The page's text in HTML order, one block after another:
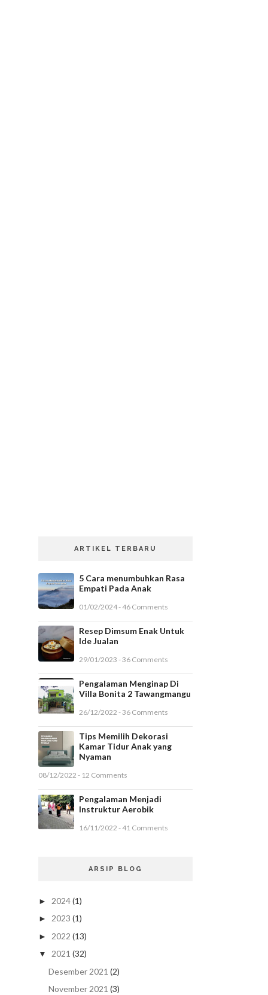
ARTIKEL TERBARU
5 Cara menumbuhkan Rasa
Empati Pada Anak
01/02/2024 - 46 Comments
Resep Dimsum Enak Untuk
Ide Jualan
29/01/2023 - 36 Comments
Pengalaman Menginap Di
Villa Bonita 2 Tawangmangu
26/12/2022 - 36 Comments
Tips Memilih Dekorasi
Kamar Tidur Anak yang
Nyaman
08/12/2022 - 12 Comments
Pengalaman Menjadi
Instruktur Aerobik
16/11/2022 - 41 Comments
ARSIP BLOG
► 2024(1)
► 2023 (1)
► 2022 (13)
▼ 2021 (32)
Desember 2021 (2)
November 2021 (3)